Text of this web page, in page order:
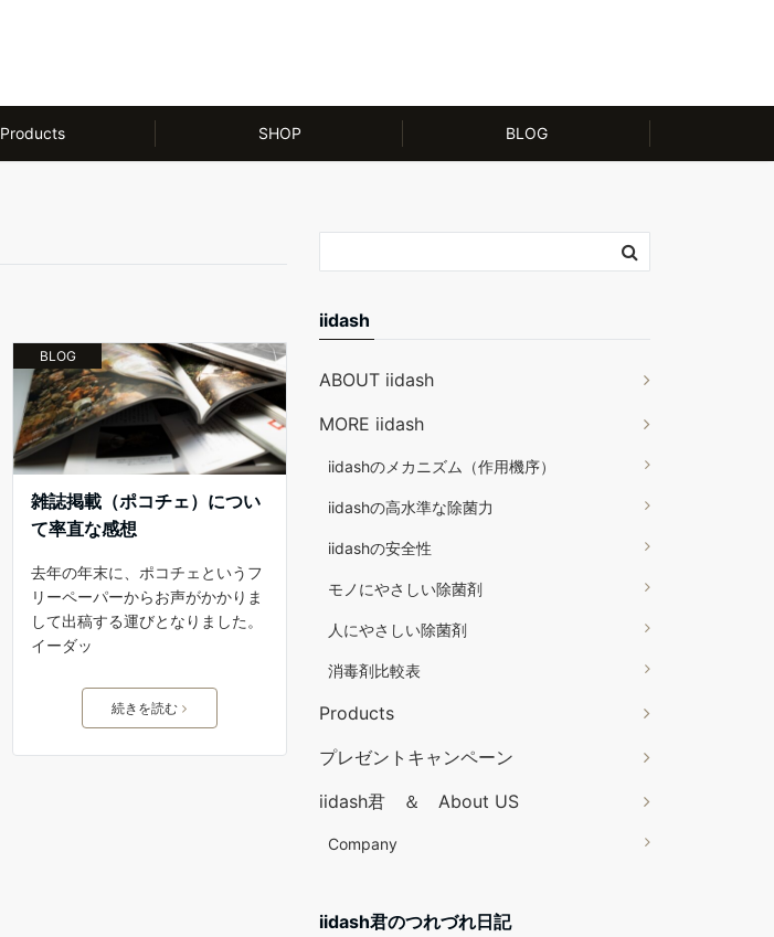
Products SHOP BLOG
BLOG
雑誌掲載（ポコチェ）につい
て率直な感想
去年の年末に、ポコチェというフ
リーペーパーからお声がかかりま
して出稿する運びとなりました。
イーダッ
続きを読む
iidash
ABOUT iidash
MORE iidash
iidashのメカニズム（作用機序）
iidashの高水準な除菌力
iidashの安全性
モノにやさしい除菌剤
人にやさしい除菌剤
消毒剤比較表
Products
プレゼントキャンペーン
iidash君 ＆ About US
Company
iidash君のつれづれ日記